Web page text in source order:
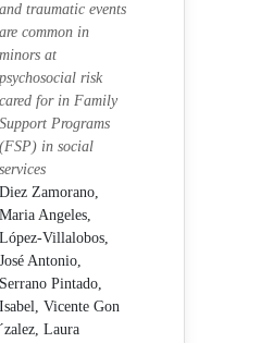
and traumatic events
are common in
minors at
psychosocial risk
cared for in Family
Support Programs
(FSP) in social
services
Diez Zamorano,
Maria Angeles,
López-Villalobos,
José Antonio,
Serrano Pintado,
Isabel, Vicente Gon
´zalez, Laura